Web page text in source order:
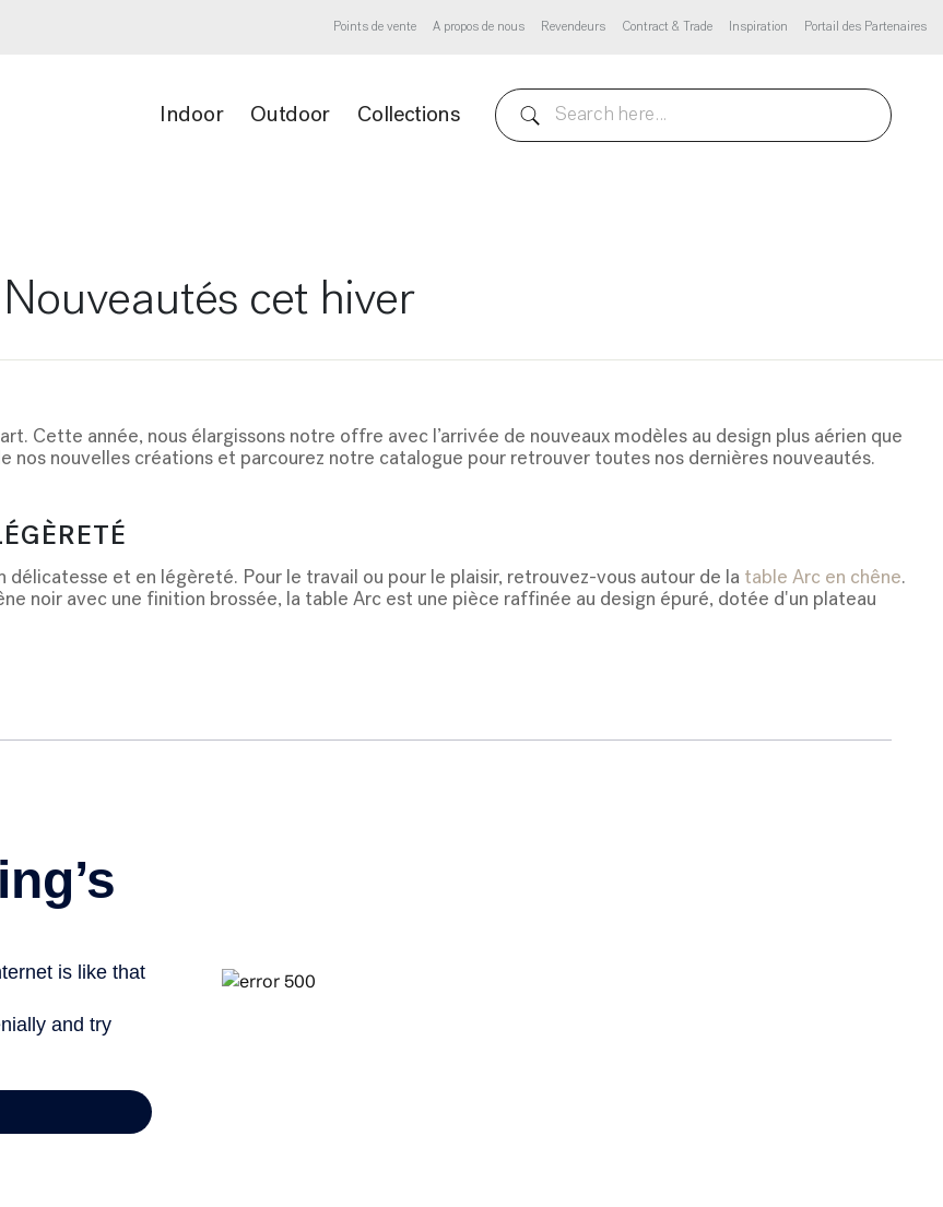
Points de vente A propos de nous Revendeurs Contract & Trade Inspiration Portail des Partenaires
Indoor Outdoor Collections
Nouveautés cet hiver
Cette année, nous élargissons notre offre avec l’arrivée de nouveaux modèles au design plus aérien que
nos nouvelles créations et parcourez notre catalogue pour retrouver toutes nos dernières nouveautés.
et en légèreté. Pour le travail ou pour le plaisir, retrouvez-vous autour de la table Arc en chêne.
noir avec une finition brossée, la table Arc est une pièce raffinée au design épuré, dotée d'un plateau